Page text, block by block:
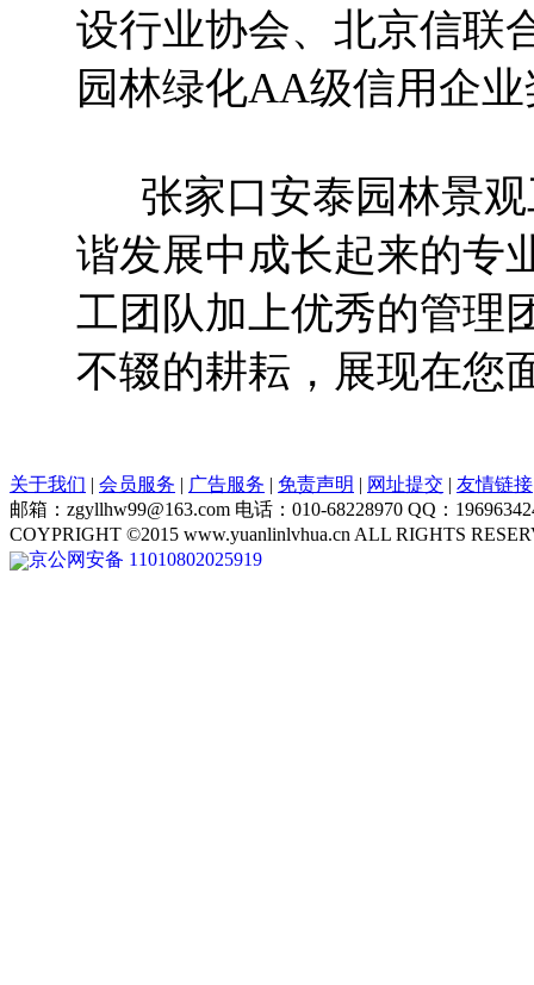
设行业协会、北京信联
园林绿化AA级信用企业
张家口安泰园林景观
谐发展中成长起来的专
工团队加上优秀的管理
不辍的耕耘，展现在您
关于我们 | 会员服务 | 广告服务 | 免责声明 | 网址提交 | 友情链接
邮箱：zgyllhw99@163.com 电话：010-68228970 QQ：
COYPRIGHT ©2015 www.yuanlinlvhua.cn ALL RIGHTS
京公网安备 11010802025919